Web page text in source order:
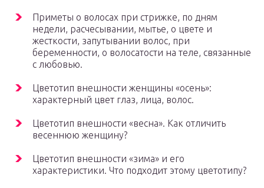
Приметы о волосах при стрижке, по дням
недели, расчесывании, мытье, о цвете и
жесткости, запутывании волос, при
беременности, о волосатости на теле, связанные
с любовью.
Цветотип внешности женщины «осень»:
характерный цвет глаз, лица, волос.
Цветотип внешности «весна». Как отличить
весеннюю женщину?
Цветотип внешности «зима» и его
характеристики. Что подходит этому цветотипу?